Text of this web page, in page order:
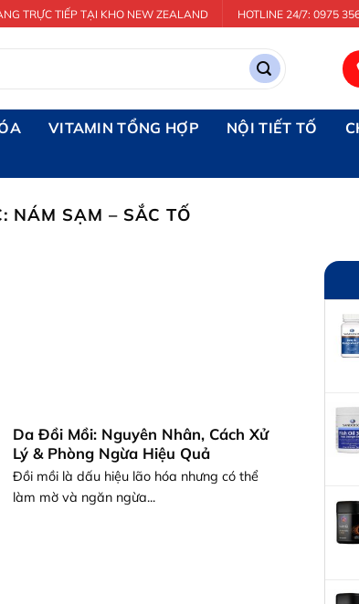
TRỰC TIẾP TẠI KHO NEW ZEALAND HOTLINE 24/7: 0975
VITAMIN TỔNG HỢP NỘI TIẾT TỐ
NÁM SẠM – SẮC TỐ
Da Đồi Mồi: Nguyên Nhân, Cách Xử
Lý & Phòng Ngừa Hiệu Quả
Đồi mồi là dấu hiệu lão hóa nhưng có thể
làm mờ và ngăn ngừa...